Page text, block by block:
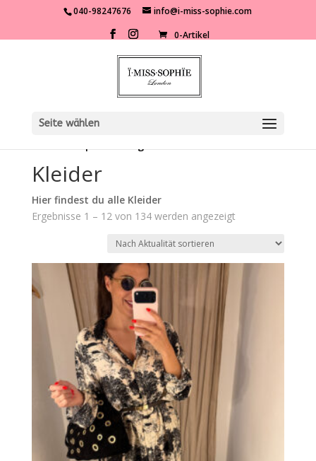
040-98247676 info@i-miss-sophie.com
0-Artikel
Seite wählen
Kleider
Hier findest du alle Kleider
Ergebnisse 1 – 12 von 134 werden angezeigtNach